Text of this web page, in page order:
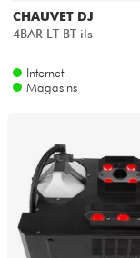
CHAUVET DJ
4BAR LT BT ils
Internet
Magasins